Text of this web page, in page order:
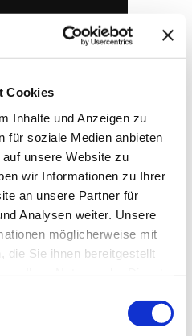
Cookies
Inhalte und Anzeigen zu
für soziale Medien anbieten
unsere Website zu
wir Informationen zu Ihrer
an unsere Partner für
Analysen weiter. Unsere
möglicherweise mit
die Sie ihnen bereitgestellt
On-prem.
Quartalen